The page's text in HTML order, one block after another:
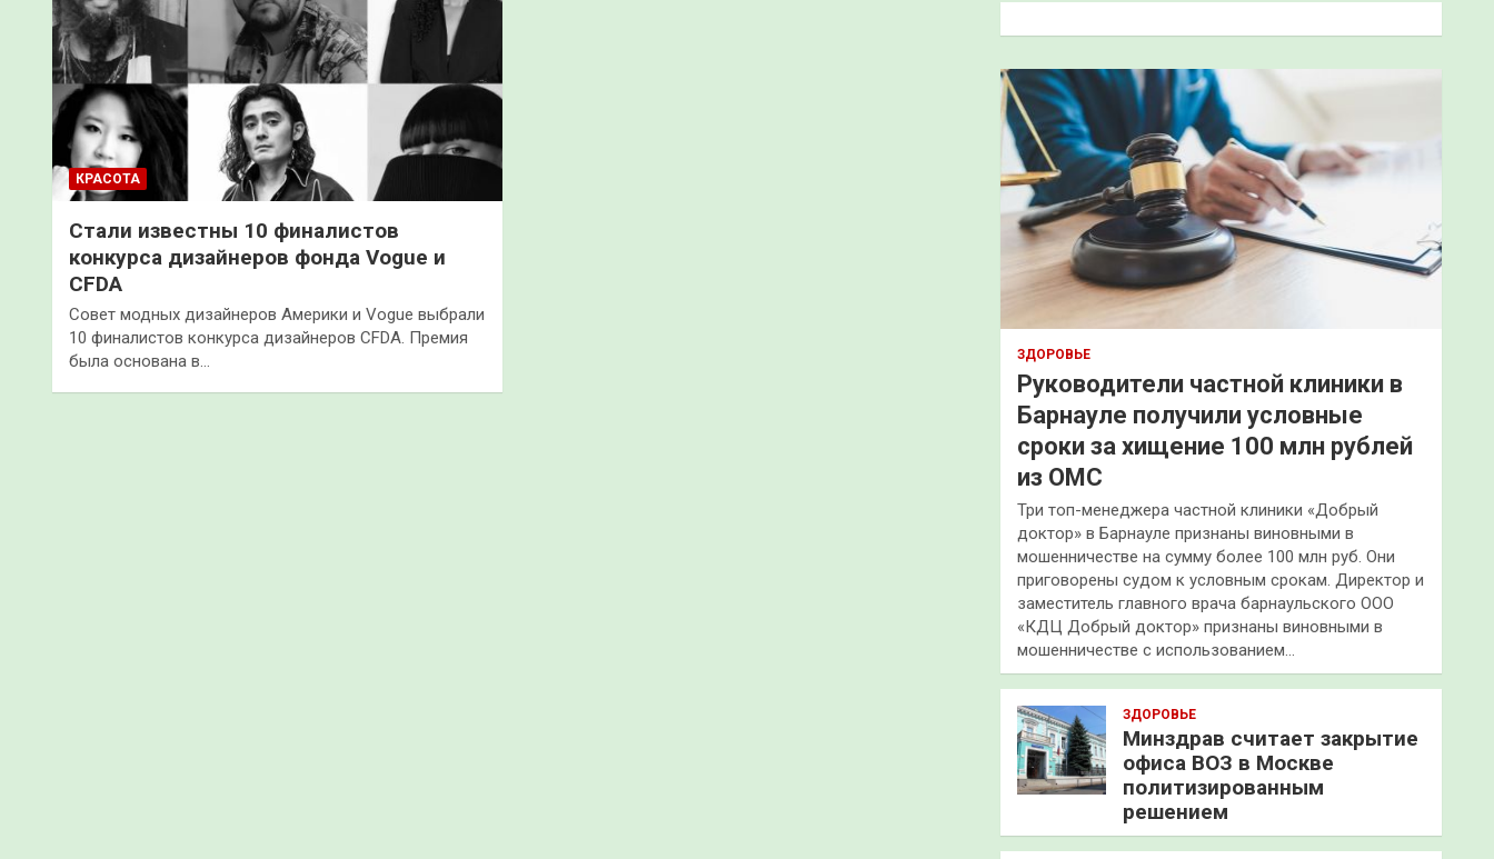
КРАСОТА
Стали известны 10 финалистов
конкурса дизайнеров фонда Vogue и
CFDA
Совет модных дизайнеров Америки и Vogue выбрали
10 финалистов конкурса дизайнеров CFDA. Премия
была основана в…
к
ЗДОРОВЬЕ
Руководители частной клиники в
Барнауле получили условные
сроки за хищение 100 млн рублей
из ОМС
Три топ-менеджера частной клиники «Добрый
доктор» в Барнауле признаны виновными в
мошенничестве на сумму более 100 млн руб. Они
приговорены судом к условным срокам. Директор и
заместитель главного врача барнаульского ООО
«КДЦ Добрый доктор» признаны виновными в
мошенничестве с использованием…
ЗДОРОВЬЕ
Минздрав считает закрытие
офиса ВОЗ в Москве
политизированным
решением